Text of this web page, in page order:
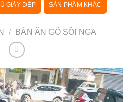
GIÀY DÉP SẢN PHẨM KHÁC
/ BÀN ĂN GỖ SỒI NGA